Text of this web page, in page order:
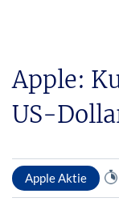
Apple:
US-
Apple Aktie